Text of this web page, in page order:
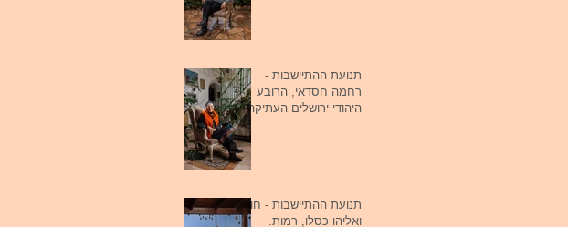
תנועת ההתיישבות -
רחמה חסדאי, הרובע
היהודי ירושלים העתיקה
תנועת ההתיישבות - חוה
ואליהו כסלו, רמות.